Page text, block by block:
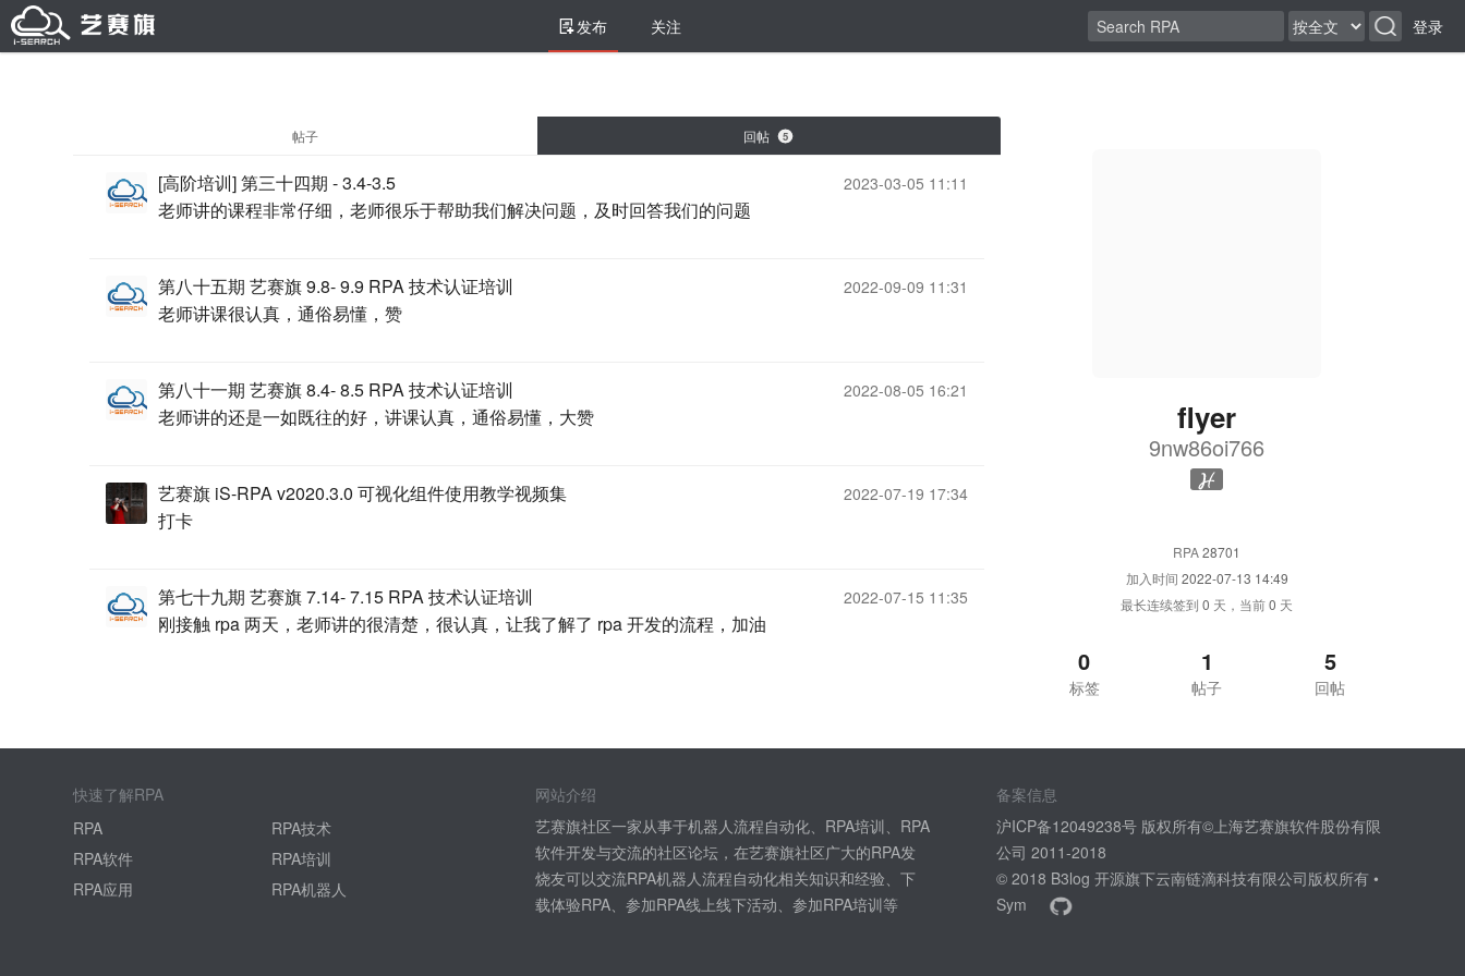
发布 关注 登录
帖子 回帖 5
[高阶培训] 第三十四期 - 3.4-3.5 2023-03-05 11:11
老师讲的课程非常仔细，老师很乐于帮助我们解决问题，及时回答我们的问题
第八十五期 艺赛旗 9.8- 9.9 RPA 技术认证培训 2022-09-09 11:31
老师讲课很认真，通俗易懂，赞
第八十一期 艺赛旗 8.4- 8.5 RPA 技术认证培训 2022-08-05 16:21
老师讲的还是一如既往的好，讲课认真，通俗易懂，大赞
艺赛旗 iS-RPA v2020.3.0 可视化组件使用教学视频集 2022-07-19 17:34
打卡
第七十九期 艺赛旗 7.14- 7.15 RPA 技术认证培训 2022-07-15 11:35
刚接触 rpa 两天，老师讲的很清楚，很认真，让我了解了 rpa 开发的流程，加油
flyer
9nw86oi766
RPA28701
加入时间 2022-07-13 14:49
最长连续签到 0 天，当前0 天
0
标签
1
帖子
5
回帖
快速了解RPA
RPA
RPA技术
RPA软件
RPA培训
RPA应用
RPA机器人
网站介绍
艺赛旗社区一家从事于机器人流程自动化、RPA培训、RPA
软件开发与交流的社区论坛，在艺赛旗社区广大的RPA发
烧友可以交流RPA机器人流程自动化相关知识和经验、下
载体验RPA、参加RPA线上线下活动、参加RPA培训等
备案信息
沪ICP备12049238号 版权所有©上海艺赛旗软件股份有限
公司 2011-2018
© 2018 B3log 开源旗下云南链滴科技有限公司版权所有 •
Sym